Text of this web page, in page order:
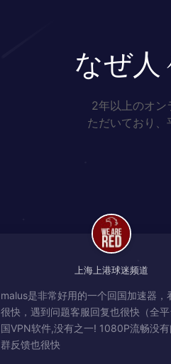
なぜ人
2年以上のオン
ただいており
上海上港球迷频道
malus是非常好用的一个回国加速器，
很快，遇到问题客服回复也很快（全
国VPN软件,没有之一! 1080P流畅没
群反馈也很快